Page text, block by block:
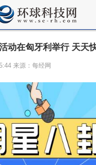
动在匈牙利举行 天天
来源：每经网